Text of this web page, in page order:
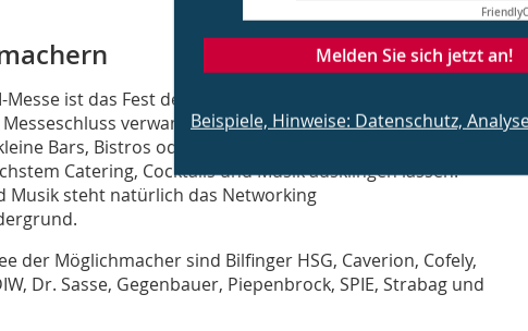
ist das Fest der Möglichmacher am Abend des
verwandeln sich die Stände der großen
Bars, Bistros oder Biergärten und die Gäste können
Catering, Cocktails und Musik ausklingen lassen.
Musik steht natürlich das Networking
der Möglichmacher sind Bilfinger HSG, Caverion, Cofely,
Dr. Sasse, Gegenbauer, Piepenbrock, SPIE, Strabag und
Friendly
Melden Sie sich jetzt an!
Beispiele, Hinweise: Datenschutz,